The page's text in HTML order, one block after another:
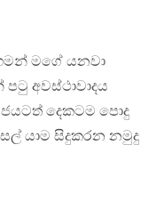
මගේ යනවා
අවස්ථාවාදය
දෙකටම පොදු
යාම සිදුකරන නමුදු